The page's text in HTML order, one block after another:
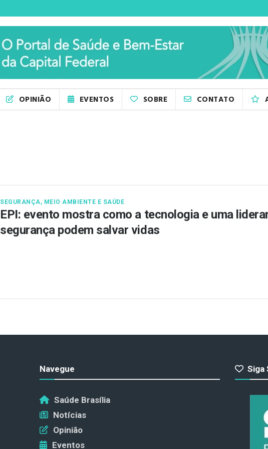
OPINIÃO EVENTOS SOBRE CONTATO
SEGURANÇA, MEIO AMBIENTE E SAÚDE
EPI: evento mostra como a tecnologia e uma
segurança podem salvar vidas
Navegue
Saúde Brasília
Notícias
Opinião
Eventos
Siga